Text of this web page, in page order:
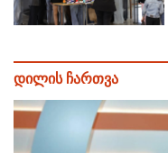
დილის ჩართვა